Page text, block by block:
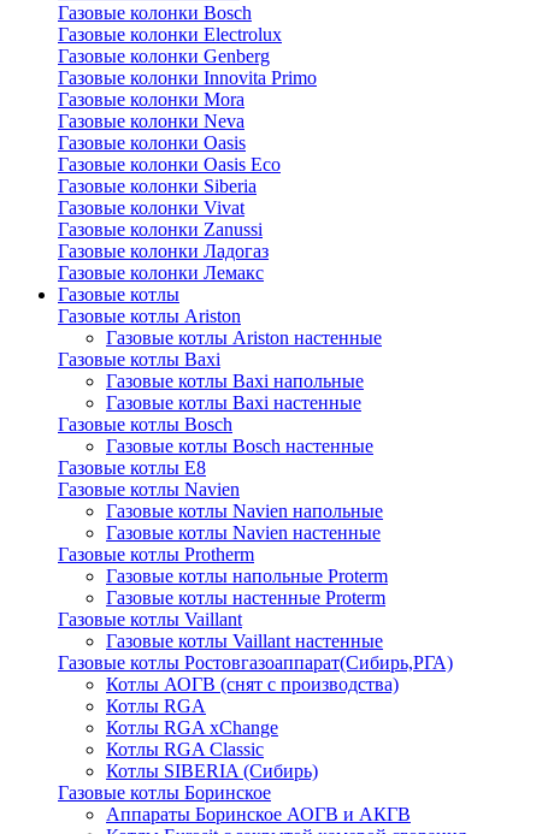
Газовые колонки Bosch
Газовые колонки Electrolux
Газовые колонки Genberg
Газовые колонки Innovita Primo
Газовые колонки Mora
Газовые колонки Neva
Газовые колонки Oasis
Газовые колонки Oasis Eco
Газовые колонки Siberia
Газовые колонки Vivat
Газовые колонки Zanussi
Газовые колонки Ладогаз
Газовые колонки Лемакс
Газовые котлы
Газовые котлы Ariston
Газовые котлы Ariston настенные
Газовые котлы Baxi
Газовые котлы Baxi напольные
Газовые котлы Baxi настенные
Газовые котлы Bosch
Газовые котлы Bosch настенные
Газовые котлы E8
Газовые котлы Navien
Газовые котлы Navien напольные
Газовые котлы Navien настенные
Газовые котлы Protherm
Газовые котлы напольные Proterm
Газовые котлы настенные Proterm
Газовые котлы Vaillant
Газовые котлы Vaillant настенные
Газовые котлы Ростовгазоаппарат(Сибирь,РГА)
Котлы АОГВ (снят с производства)
Котлы RGA
Котлы RGA xChange
Котлы RGA Classic
Котлы SIBERIA (Сибирь)
Газовые котлы Боринское
Аппараты Боринское АОГВ и АКГВ